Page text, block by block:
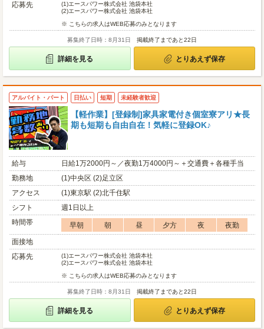
応募先
(1)エースパワー株式会社 池袋本社
(2)エースパワー株式会社 池袋本社
※ こちらの求人はWEB応募のみとなります
募集終了日時：8月31日 掲載終了まであと22日
詳細を見る とりあえず保存
アルバイト・パート 日払い 短期 未経験者歓迎
【軽作業】[登録制]家具家電付き個室寮アリ★長
期も短期も自由自在！気軽に登録OK♪
給与
日給1万2000円～／夜勤1万4000円～＋交通費＋各種手当
勤務地
(1)中央区 (2)足立区
アクセス
(1)東京駅 (2)北千住駅
シフト
週1日以上
時間帯
早朝 朝 昼 夕方 夜
夜勤
面接地
応募先
(1)エースパワー株式会社 池袋本社
(2)エースパワー株式会社 池袋本社
※ こちらの求人はWEB応募のみとなります
募集終了日時：8月31日 掲載終了まであと22日
詳細を見る とりあえず保存